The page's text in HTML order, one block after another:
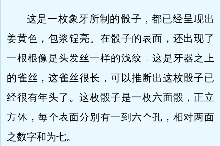
这是一枚象牙所制的骰子，都已经呈现出
姜黄色，包浆锃亮。在骰子的表面，还出现了
一根根像是头发丝一样的浅纹，这是牙器之上
的雀丝，这雀丝很长，可以推断出这枚骰子已
经很有年头了。这枚骰子是一枚六面骰，正立
方体，每个表面分别有一到六个孔，相对两面
之数字和为七。